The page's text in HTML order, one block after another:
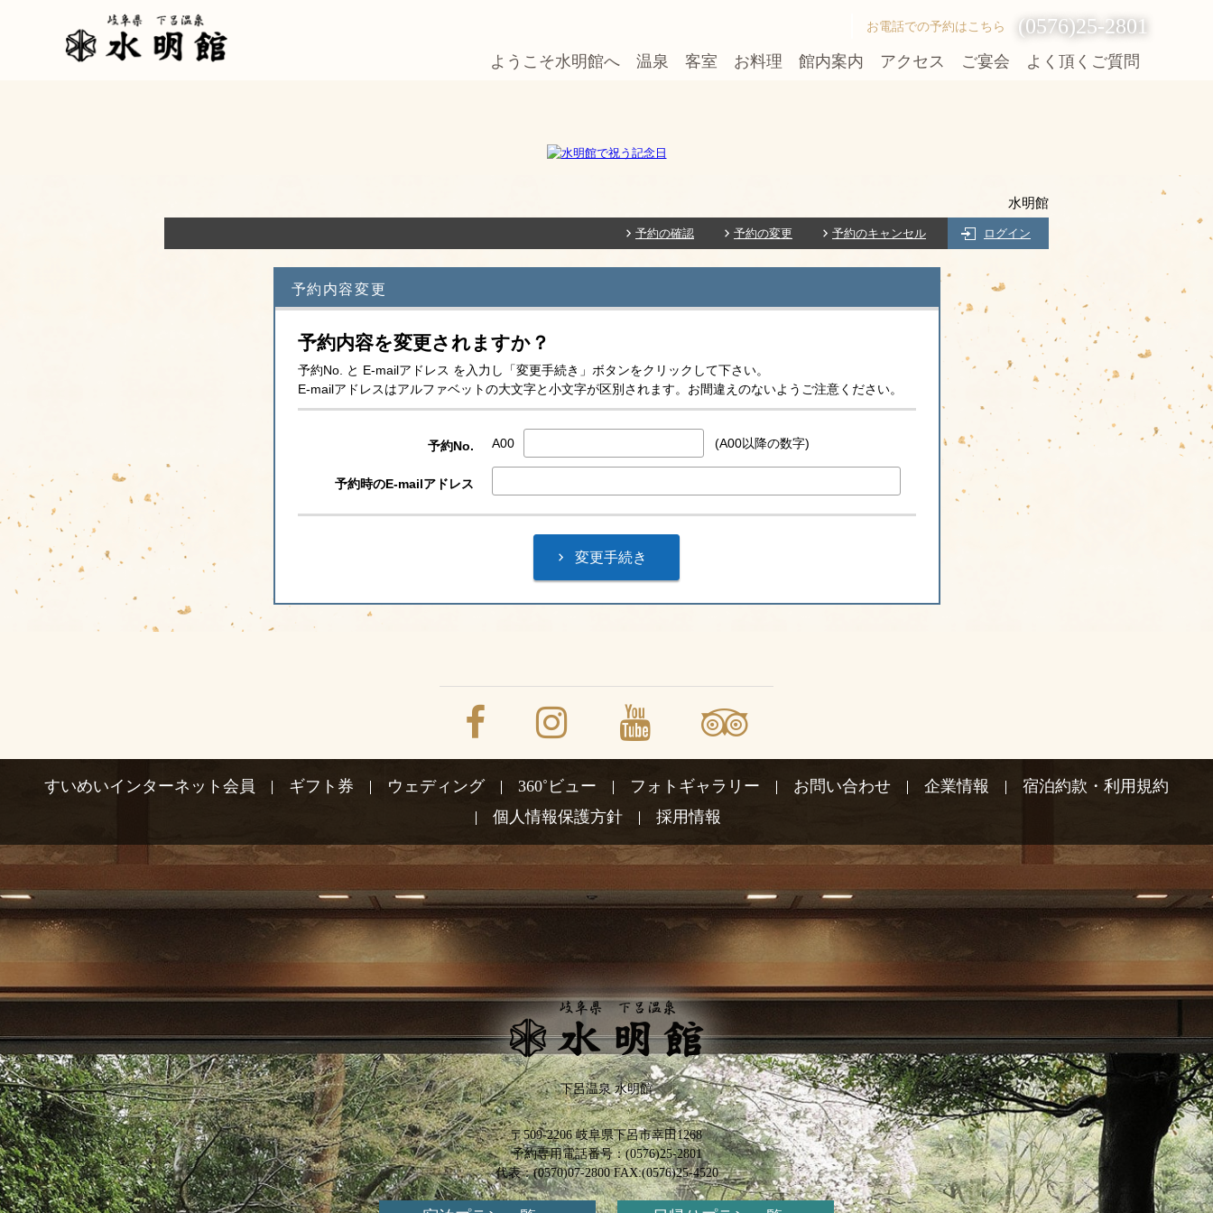
お電話での予約はこちら (0576)25-2801
ようこそ水明館へ 温泉 客室 お料理 館内案内 アクセス ご宴会 よく頂くご質問
水明館
予約の確認 予約の変更 予約のキャンセル ログイン
予約内容変更
予約内容を変更されますか？
予約No. と E-mailアドレス を入力し「変更手続き」ボタンをクリックして下さい。
E-mailアドレスはアルファベットの大文字と小文字が区別されます。お間違えのないようご注意ください。
予約No. A00 (A00以降の数字)
予約時のE-mailアドレス
すいめいインターネット会員 ギフト券 ウェディング 360˚ビュー フォトギャラリー お問い合わせ 企業情報
宿泊約款・利用規約
個人情報保護方針
採用情報
下呂温泉 水明館
〒509-2206 岐阜県下呂市幸田1268
予約専用電話番号：(0576)25-2801
代表：(0570)07-2800 FAX:(0576)25-4520